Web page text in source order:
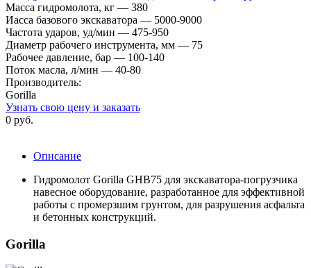
Масса гидромолота, кг — 380
Иасса базового экскаватора — 5000-9000
Частота ударов, уд/мин — 475-950
Диаметр рабочего инструмента, мм — 75
Рабочее давление, бар — 100-140
Поток масла, л/мин — 40-80
Производитель:
Gorilla
Узнать свою цену и заказать
0 руб.
Описание
Гидромолот Gorilla GHB75 для экскаватора-погрузчика
навесное оборудование, разработанное для эффективной
работы с промерзшим грунтом, для разрушения асфальта
и бетонных конструкций.
Gorilla